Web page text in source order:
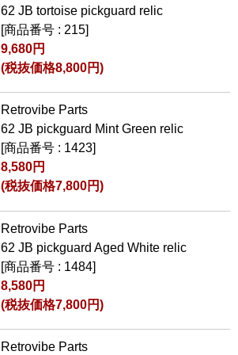
62 JB tortoise pickguard relic
[商品番号 : 215]
9,680円
(税抜価格8,800円)
Retrovibe Parts
62 JB pickguard Mint Green relic
[商品番号 : 1423]
8,580円
(税抜価格7,800円)
Retrovibe Parts
62 JB pickguard Aged White relic
[商品番号 : 1484]
8,580円
(税抜価格7,800円)
Retrovibe Parts